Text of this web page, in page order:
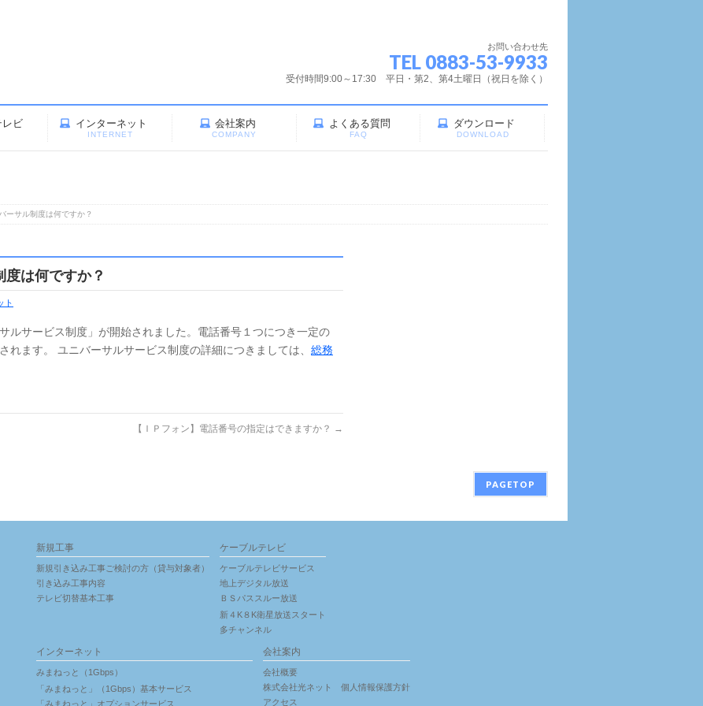
お問い合わせ先
TEL 0883-53-9933
受付時間9:00～17:30 平日・第2、第4土曜日（祝日を除く）
レビ インターネット
INTERNET
会社案内
COMPANY
よくある質問
FAQ
ダウンロード
DOWNLOAD
ーサル制度は何ですか？
度は何ですか？
ト
ルサービス制度」が開始されました。電話番号１つにつき一定の
れます。 ユニバーサルサービス制度の詳細につきましては、 総務
【ＩＰフォン】電話番号の指定はできますか？ →
PAGETOP
新規工事
新規引き込み工事ご検討の方（貸与対象者）
引き込み工事内容
テレビ切替基本工事
ケーブルテレビ
ケーブルテレビサービス
地上デジタル放送
ＢＳパススルー放送
新４K８K衛星放送スタート
多チャンネル
インターネット
みまねっと（1Gbps）
「みまねっと」（1Gbps）基本サービス
「みまねっと」オプションサービス
会社案内
会社概要
株式会社光ネット 個人情報保護方針
アクセス